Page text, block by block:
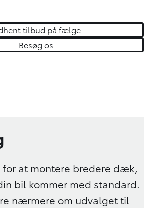
tilbud på fælge
Besøg os
at montere bredere dæk,
bil kommer med standard.
nærmere om udvalget til